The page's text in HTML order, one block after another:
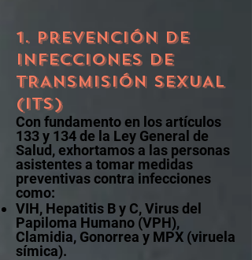
1. PREVENCIÓN DE
INFECCIONES DE
TRANSMISIÓN SEXUAL
(ITS)
Con fundamento en los artículos
133 y 134 de la Ley General de
Salud, exhortamos a las personas
asistentes a tomar medidas
preventivas contra infecciones
como:
VIH, Hepatitis B y C, Virus del
Papiloma Humano (VPH),
Clamidia, Gonorrea y MPX (viruela
símica).